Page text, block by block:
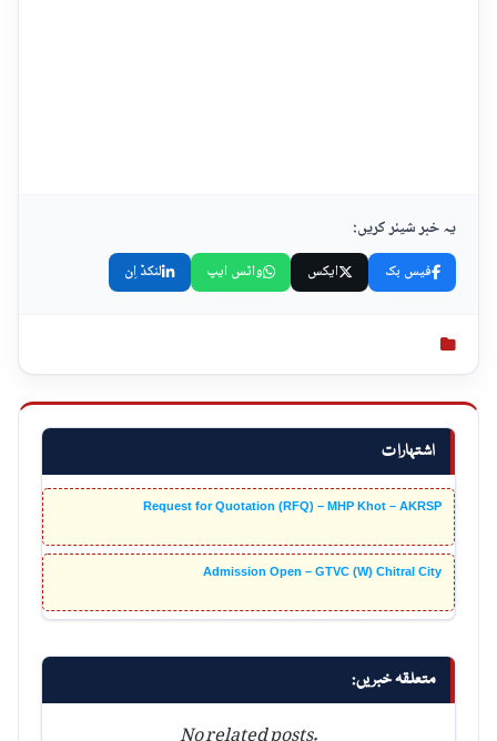
اشتہارات
Request for Quotation (RFQ) – MHP Khot – AKRSP
Admission Open – GTVC (W) Chitral City
متعلقہ خبریں:
No related posts.
یہ خبر شیئر کریں:
فیس بک ایکس واٹس ایپ لنکڈ اِن